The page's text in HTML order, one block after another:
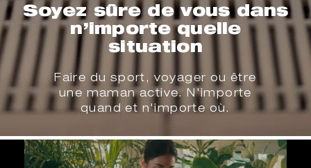
Soyez sûre de vous dans
n’importe quelle
situation
Faire du sport, voyager ou être
une maman active. N'importe
quand et n'importe où.